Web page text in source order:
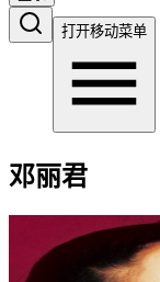
打开移动菜单
邓丽君